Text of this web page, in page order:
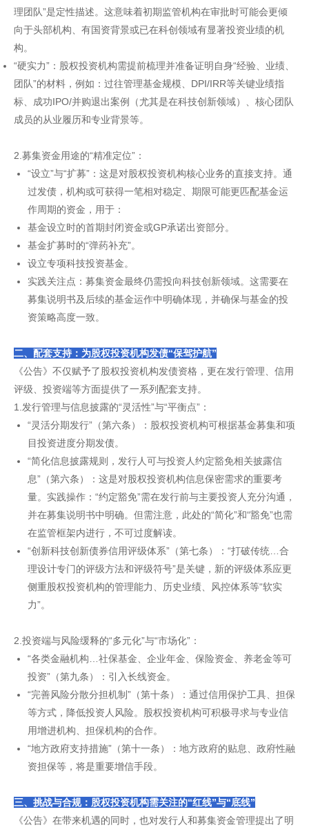
理团队”是定性描述。这意味着初期监管机构在审批时可能会更倾
向于头部机构、有国资背景或已在科创领域有显著投资业绩的机
构。
“硬实力”：股权投资机构需提前梳理并准备证明自身“经验、业绩、
团队”的材料，例如：过往管理基金规模、DPI/IRR等关键业绩指
标、成功IPO/并购退出案例（尤其是在科技创新领域）、核心团队
成员的从业履历和专业背景等。
2.募集资金用途的“精准定位”：
“设立”与“扩募”：这是对股权投资机构核心业务的直接支持。通
过发债，机构或可获得一笔相对稳定、期限可能更匹配基金运
作周期的资金，用于：
基金设立时的首期封闭资金或GP承诺出资部分。
基金扩募时的“弹药补充”。
设立专项科技投资基金。
实践关注点：募集资金最终仍需投向科技创新领域。这需要在
募集说明书及后续的基金运作中明确体现，并确保与基金的投
资策略高度一致。
二、配套支持：为股权投资机构发债“保驾护航”
《公告》不仅赋予了股权投资机构发债资格，更在发行管理、信用
评级、投资端等方面提供了一系列配套支持。
1.发行管理与信息披露的“灵活性”与“平衡点”：
“灵活分期发行”（第六条）：股权投资机构可根据基金募集和项
目投资进度分期发债。
“简化信息披露规则，发行人可与投资人约定豁免相关披露信
息”（第六条）：这是对股权投资机构信息保密需求的重要考
量。实践操作：“约定豁免”需在发行前与主要投资人充分沟通，
并在募集说明书中明确。但需注意，此处的“简化”和“豁免”也需
在监管框架内进行，不可过度解读。
“创新科技创新债券信用评级体系”（第七条）：“打破传统…合
理设计专门的评级方法和评级符号”是关键，新的评级体系应更
侧重股权投资机构的管理能力、历史业绩、风控体系等“软实
力”。
2.投资端与风险缓释的“多元化”与“市场化”：
“各类金融机构…社保基金、企业年金、保险资金、养老金等可
投资”（第九条）：引入长线资金。
“完善风险分散分担机制”（第十条）：通过信用保护工具、担保
等方式，降低投资人风险。股权投资机构可积极寻求与专业信
用增进机构、担保机构的合作。
“地方政府支持措施”（第十一条）：地方政府的贴息、政府性融
资担保等，将是重要增信手段。
三、挑战与合规：股权投资机构需关注的“红线”与“底线”
《公告》在带来机遇的同时，也对发行人和募集资金管理提出了明